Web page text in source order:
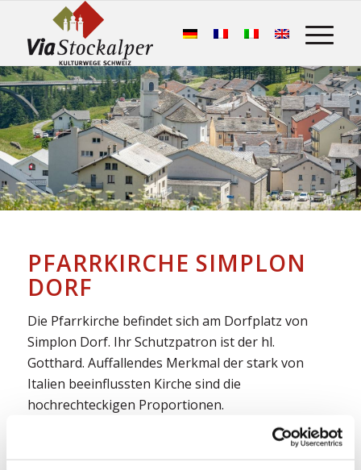
PFARRKIRCHE SIMPLON
DORF
Die Pfarrkirche befindet sich am Dorfplatz von
Simplon Dorf. Ihr Schutzpatron ist der hl.
Gotthard. Auffallendes Merkmal der stark von
Italien beeinflussten Kirche sind die
hochrechteckigen Proportionen.
Die heutige Kirche wurde im Jahre 1725 erbaut.
Doch das gotische Sakramentshäuschen in der